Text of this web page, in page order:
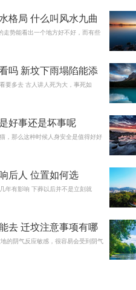
格局 什么叫风水九曲
走势能看出一个地方好不好，而有些
吗 新坟下雨塌陷能添
要多去 古人讲人死为大，事死如
好事还是坏事呢
，那么这种时候人身安全是值得好好
后人 位置如何选
年有影响 下葬以后并不是立刻就
去 迁坟注意事项有哪
的阴气反应敏感，很容易会受到阴气